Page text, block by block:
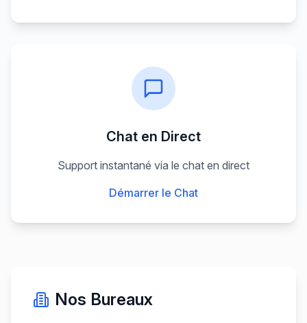
Chat en Direct
Support instantané via le chat en direct
Démarrer le Chat
Nos Bureaux